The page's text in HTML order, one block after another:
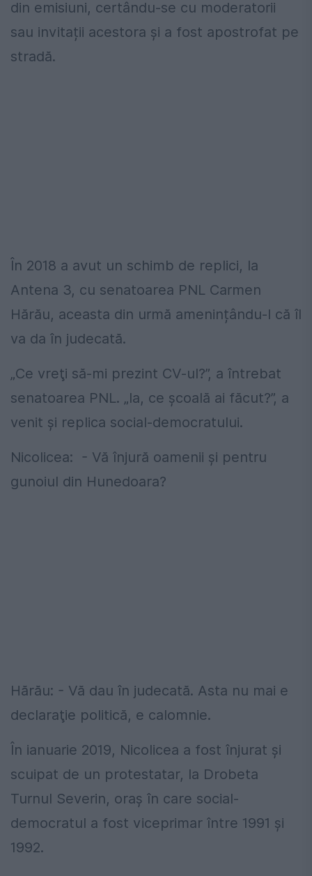
din emisiuni, certându-se cu moderatorii
sau invitații acestora și a fost apostrofat pe
stradă.
În 2018 a avut un schimb de replici, la
Antena 3, cu senatoarea PNL Carmen
Hărău, aceasta din urmă amenințându-l că îl
va da în judecată.
„Ce vreţi să-mi prezint CV-ul?”, a întrebat
senatoarea PNL. „Ia, ce şcoală ai făcut?”, a
venit şi replica social-democratului.
Nicolicea: - Vă înjură oamenii şi pentru
gunoiul din Hunedoara?
Hărău: - Vă dau în judecată. Asta nu mai e
declaraţie politică, e calomnie.
În ianuarie 2019, Nicolicea a fost înjurat și
scuipat de un protestatar, la Drobeta
Turnul Severin, oraș în care social-
democratul a fost viceprimar între 1991 și
1992.